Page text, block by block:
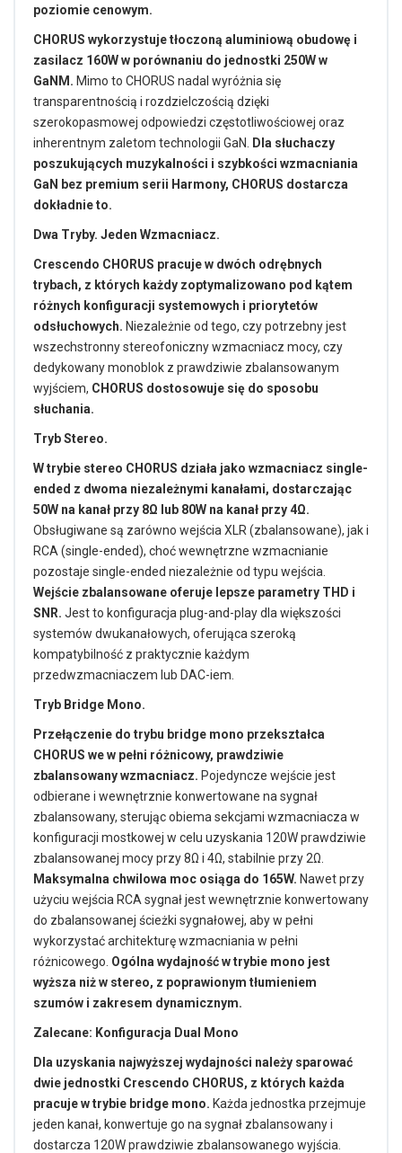
poziomie cenowym.
CHORUS wykorzystuje tłoczoną aluminiową obudowę i
zasilacz 160W w porównaniu do jednostki 250W w
GaNM. Mimo to CHORUS nadal wyróżnia się
transparentnością i rozdzielczością dzięki
szerokopasmowej odpowiedzi częstotliwościowej oraz
inherentnym zaletom technologii GaN.
Dla słuchaczy
poszukujących muzykalności i szybkości wzmacniania
GaN bez premium serii Harmony, CHORUS dostarcza
dokładnie to.
Dwa Tryby. Jeden Wzmacniacz.
Crescendo CHORUS pracuje w dwóch odrębnych
trybach, z których każdy zoptymalizowano pod kątem
różnych konfiguracji systemowych i priorytetów
odsłuchowych. Niezależnie od tego, czy potrzebny jest
wszechstronny stereofoniczny wzmacniacz mocy, czy
dedykowany monoblok z prawdziwie zbalansowanym
wyjściem, CHORUS dostosowuje się do sposobu
słuchania.
Tryb Stereo.
W trybie stereo CHORUS działa jako wzmacniacz single-
ended z dwoma niezależnymi kanałami, dostarczając
50W na kanał przy 8Ω lub 80W na kanał przy 4Ω.
Obsługiwane są zarówno wejścia XLR (zbalansowane), jak i
RCA (single-ended), choć wewnętrzne wzmacnianie
pozostaje single-ended niezależnie od typu wejścia.
Wejście zbalansowane oferuje lepsze parametry THD i
SNR. Jest to konfiguracja plug-and-play dla większości
systemów dwukanałowych, oferująca szeroką
kompatybilność z praktycznie każdym
przedwzmacniaczem lub DAC-iem.
Tryb Bridge Mono.
Przełączenie do trybu bridge mono przekształca
CHORUS we w pełni różnicowy, prawdziwie
zbalansowany wzmacniacz. Pojedyncze wejście jest
odbierane i wewnętrznie konwertowane na sygnał
zbalansowany, sterując obiema sekcjami wzmacniacza w
konfiguracji mostkowej w celu uzyskania 120W prawdziwie
zbalansowanej mocy przy 8Ω i 4Ω, stabilnie przy 2Ω.
Maksymalna chwilowa moc osiąga do 165W. Nawet przy
użyciu wejścia RCA sygnał jest wewnętrznie konwertowany
do zbalansowanej ścieżki sygnałowej, aby w pełni
wykorzystać architekturę wzmacniania w pełni
różnicowego. Ogólna wydajność w trybie mono jest
wyższa niż w stereo, z poprawionym tłumieniem
szumów i zakresem dynamicznym.
Zalecane: Konfiguracja Dual Mono
Dla uzyskania najwyższej wydajności należy sparować
dwie jednostki Crescendo CHORUS, z których każda
pracuje w trybie bridge mono. Każda jednostka przejmuje
jeden kanał, konwertuje go na sygnał zbalansowany i
dostarcza 120W prawdziwie zbalansowanego wyjścia.